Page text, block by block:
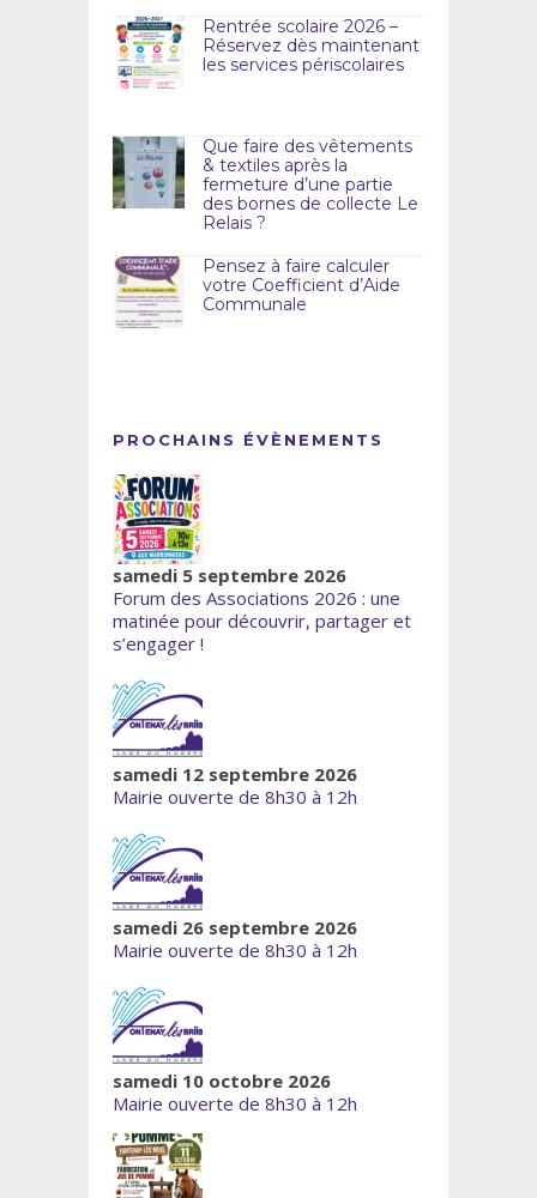
Rentrée scolaire 2026 –
Réservez dès maintenant
les services périscolaires
Que faire des vêtements
& textiles après la
fermeture d’une partie
des bornes de collecte Le
Relais ?
Pensez à faire calculer
votre Coefficient d’Aide
Communale
PROCHAINS ÉVÈNEMENTS
samedi 5 septembre 2026
Forum des Associations 2026 : une
matinée pour découvrir, partager et
s’engager !
samedi 12 septembre 2026
Mairie ouverte de 8h30 à 12h
samedi 26 septembre 2026
Mairie ouverte de 8h30 à 12h
samedi 10 octobre 2026
Mairie ouverte de 8h30 à 12h